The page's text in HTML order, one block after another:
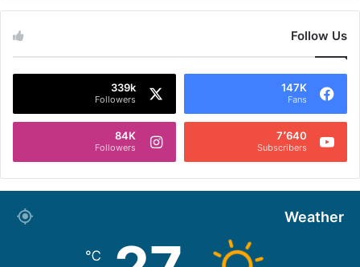
Follow Us
147K
Fans
339k
Followers
7٬640
Subscribers
84K
Followers
Weather
℃